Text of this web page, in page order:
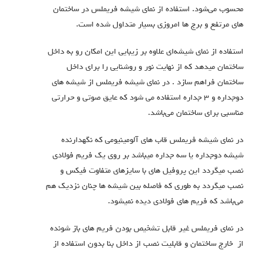
محسوب می‌شود. استفاده از نمای شیشه فریملس در ساختمان
های مرتفع و برج ها امروزی بسیار متداول شده است.
استفاده از نمای شیشه‌ای علاوه بر زیبایی این امکان رو به داخل
ساختمان میدهد که از نهایت نور و روشنایی را برای داخل
ساختمان فراهم سازد . در نمای شیشه فریملس از شیشه های
دوجداره و ۳ جداره استفاده می شود که عایق صوتی و حرارتی
مناسبی برای ساختمان می‌باشد.
در نمای شیشه فریملس قاب های آلومینیومی که نگهدارنده
شیشه دوجداره یا سه جداره میباشد بر روی یک فریم فولادی
نصب میگردد این پروفیل های با سایزهای متفاوت فیکس و
نصب میگردد به طوری که فاصله بین شیشه ها چنان نزدیک هم
می‌باشد که فریم های فولادی دیده نمیشود.
در نمای فریملس غیر قابل تشخیص بودن فریم های باز شونده
از خارج ساختمان و قابلیت نصب از داخل بنا بدون استفاده از